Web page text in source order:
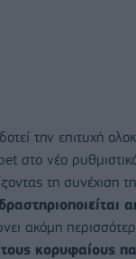
την επιτυχή
στο νέο
τη συνέχιση
δραστηριοποιείται
ακόμη
κορυφαίους